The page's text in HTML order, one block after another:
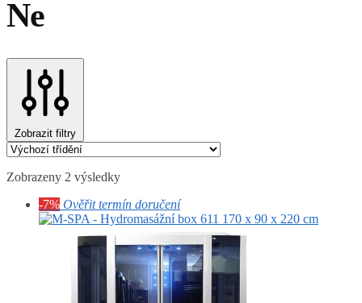
Ne
Zobrazit filtry
Zobrazeny 2 výsledky
-7% Ověřit termín doručení